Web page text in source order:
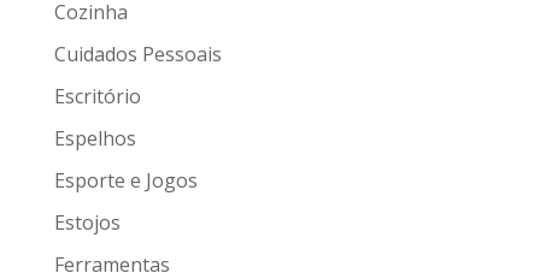
Cozinha
Cuidados Pessoais
Escritório
Espelhos
Esporte e Jogos
Estojos
Ferramentas